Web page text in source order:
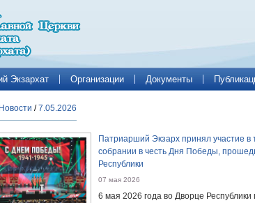
Экзархат Организации Документы
Новости /7.05.2026
Патриарший Экзарх принял участие в
собрании в честь Дня Победы,
Республики
07 мая 2026
6 мая 2026 года во Дворце